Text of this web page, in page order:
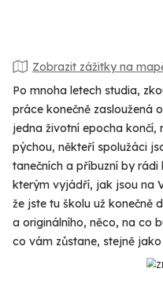
Zobrazit zážitky na
Po mnoha letech studia,
práce konečně zasloužená
jedna životní epocha končí,
pýchou, někteří spolužáci
tanečních a příbuzní by
kterým vyjádří, jak jsou na
že jste tu školu už konečně
a originálního, něco, na co
co vám zůstane, stejně